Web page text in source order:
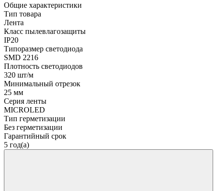
Общие характеристики
Тип товара
Лента
Класс пылевлагозащиты
IP20
Типоразмер светодиода
SMD 2216
Плотность светодиодов
320 шт/м
Минимальный отрезок
25 мм
Серия ленты
MICROLED
Тип герметизации
Без герметизации
Гарантийный срок
5 год(а)